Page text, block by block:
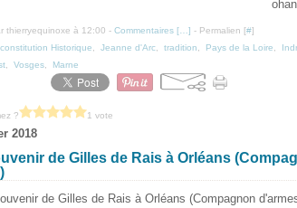
thierryequinoxe à 12:00 - Commentaires [ ] - Permalien [#]
Historique Jeanne d'Arc tradition Pays de la Loire
Vosges Marne
? 1 vote
2018
de Gilles de Rais à Orléans